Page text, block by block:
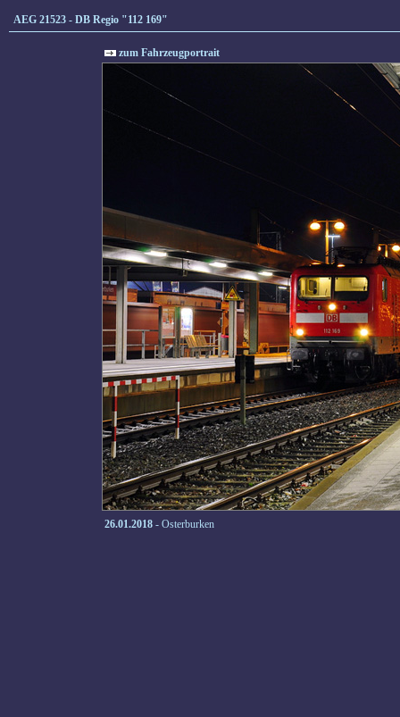
AEG 21523 - DB Regio "112 169"
zum Fahrzeugportrait
26.01.2018 - Osterburken